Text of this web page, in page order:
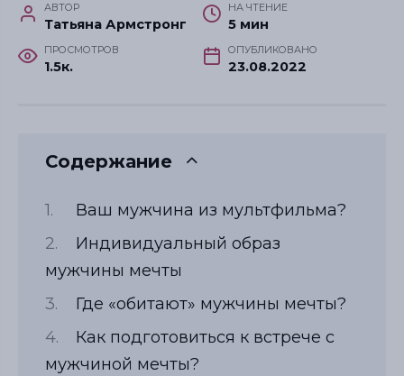
АВТОР
Татьяна Армстронг
НА ЧТЕНИЕ
5 мин
ПРОСМОТРОВ
1.5к.
ОПУБЛИКОВАНО
23.08.2022
Содержание
Ваш мужчина из мультфильма?
Индивидуальный образ
мужчины мечты
Где «обитают» мужчины мечты?
Как подготовиться к встрече с
мужчиной мечты?